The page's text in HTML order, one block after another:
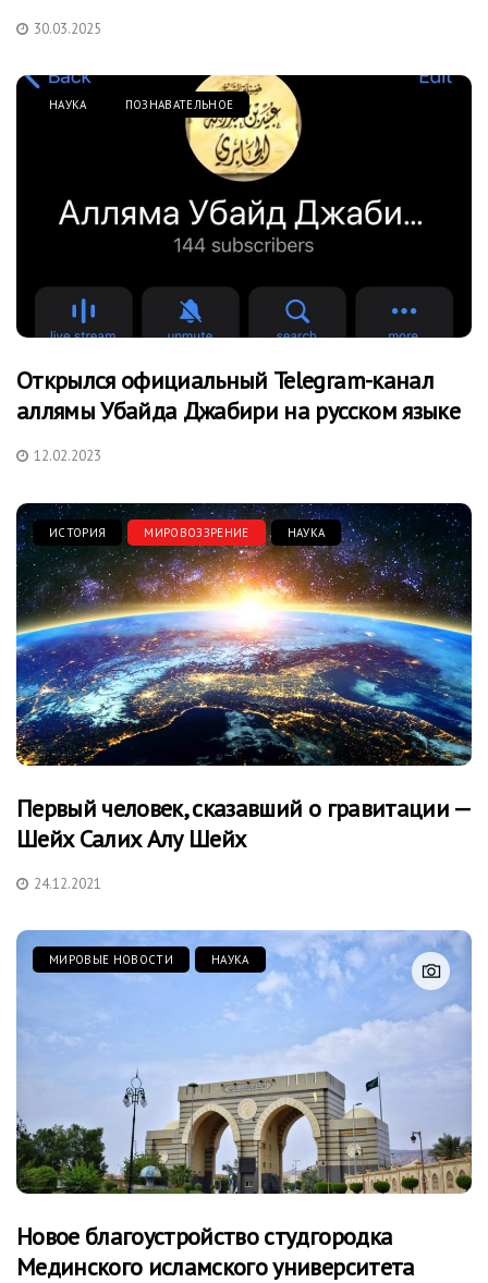
30.03.2025
НАУКА ПОЗНАВАТЕЛЬНОЕ
Открылся официальный Telegram-канал
аллямы Убайда Джабири на русском языке
12.02.2023
ИСТОРИЯ МИРОВОЗЗРЕНИЕ НАУКА
Первый человек, сказавший о гравитации —
Шейх Салих Алу Шейх
24.12.2021
МИРОВЫЕ НОВОСТИ НАУКА
Новое благоустройство студгородка
Мединского исламского университета